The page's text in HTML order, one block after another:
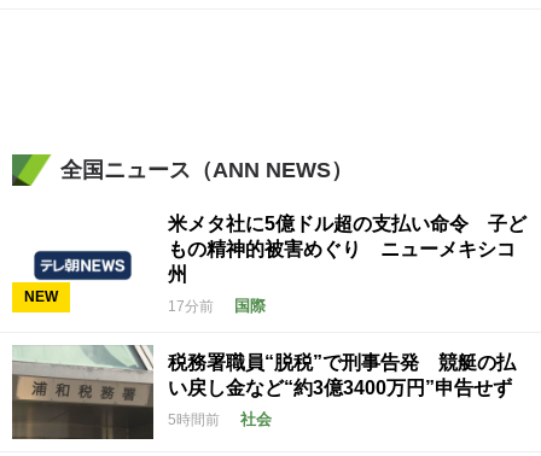
全国ニュース（ANN NEWS）
NEW
米メタ社に5億ドル超の支払い命令 子ど
もの精神的被害めぐり ニューメキシコ
州
17分前 国際
税務署職員“脱税”で刑事告発 競艇の払
い戻し金など“約3億3400万円”申告せず
5時間前 社会